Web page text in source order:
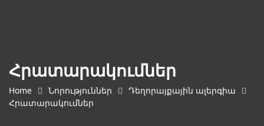
Հրատարակումներ
Home Նորություններ
Դեղորայքային ալերգիա
Հրատարակումներ